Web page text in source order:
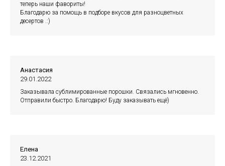
теперь наши фавориты!
Благодарю за помощь в подборе вкусов для разноцветных
десертов .:)
Анастасия
29.01.2022
Заказывала сублимированные порошки. Связались мгновенно.
Отправили быстро. Благодарю! Буду заказывать ещё)
Елена
23.12.2021